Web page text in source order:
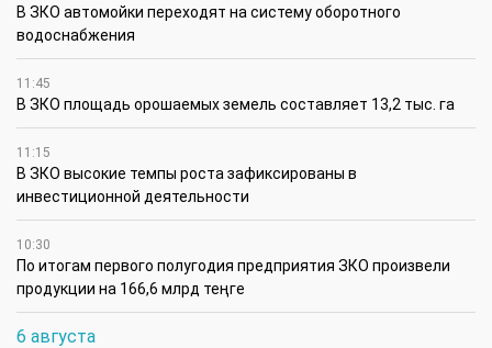
В ЗКО автомойки переходят на систему оборотного
водоснабжения
11:45
В ЗКО площадь орошаемых земель составляет 13,2 тыс. га
11:15
В ЗКО высокие темпы роста зафиксированы в
инвестиционной деятельности
10:30
По итогам первого полугодия предприятия ЗКО произвели
продукции на 166,6 млрд теңге
6 августа